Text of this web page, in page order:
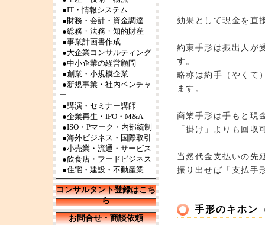
●IT・情報システム
●財務・会計・資金調達
●総務・法務・知的財産
●事業計画書作成
●大企業コンサルティング
●中小企業の経営顧問
●創業・小規模企業
●新規事業・社内ベンチャ
ー
●講演・セミナー講師
●企業再生・IPO・M&A
●ISO・Pマーク・内部統制
●海外ビジネス・国際取引
●小売業・流通・サービス
●飲食店・フードビジネス
●住宅・建設・不動産業
コンサルタント登録はこち
ら
お問合せ・商談依頼
効果として現金を直
約束手形は振出人が
す。
略称は約手（やくて
ます。
商業手形は手もと現
「掛け」よりも回
当然代金支払いの先
振り出せば「支払手
手形のキホン